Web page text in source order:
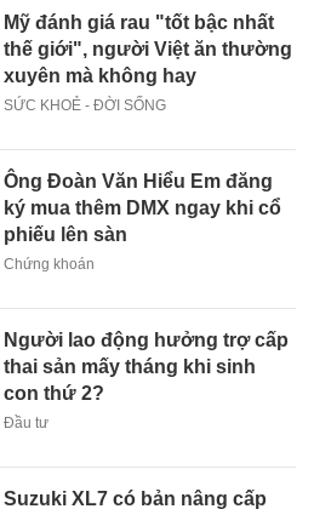
Mỹ đánh giá rau "tốt bậc nhất
thế giới", người Việt ăn thường
xuyên mà không hay
SỨC KHOẺ - ĐỜI SỐNG
Ông Đoàn Văn Hiểu Em đăng
ký mua thêm DMX ngay khi cổ
phiếu lên sàn
Chứng khoán
Người lao động hưởng trợ cấp
thai sản mấy tháng khi sinh
con thứ 2?
Đầu tư
Suzuki XL7 có bản nâng cấp